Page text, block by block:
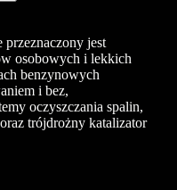
jest
osobowych i lekkich
benzynowych
i bez,
oczyszczania spalin,
trójdrożny katalizator